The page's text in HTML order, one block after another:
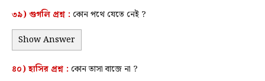
৩৯) গুগলি প্রশ্ন : কোন পথে যেতে নেই ?
Show Answer
৪০)হাসির প্রশ্ন : কোন তাসা বাজে না ?